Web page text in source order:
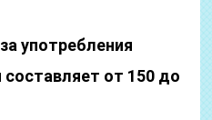
употребления
от 150 до